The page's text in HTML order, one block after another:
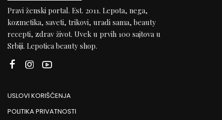
Pravi ženski portal. Est. 2011. Lepota, nega,
kozmetika, saveti, trikovi, uradi sama, beauty
recepti, zdrav život. Uvek u prvih 100 sajtova u
Srbiji. Lepotica beauty shop.
USLOVI KORIŠĆENJA
POLITIKA PRIVATNOSTI